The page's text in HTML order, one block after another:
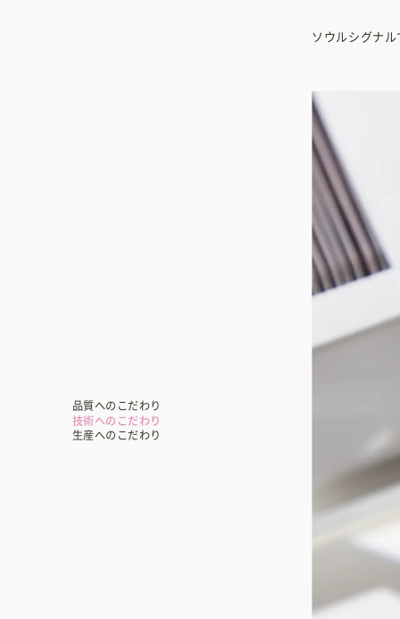
品質へのこだわり
技術へのこだわり
生産へのこだわり
ソウルシグナ